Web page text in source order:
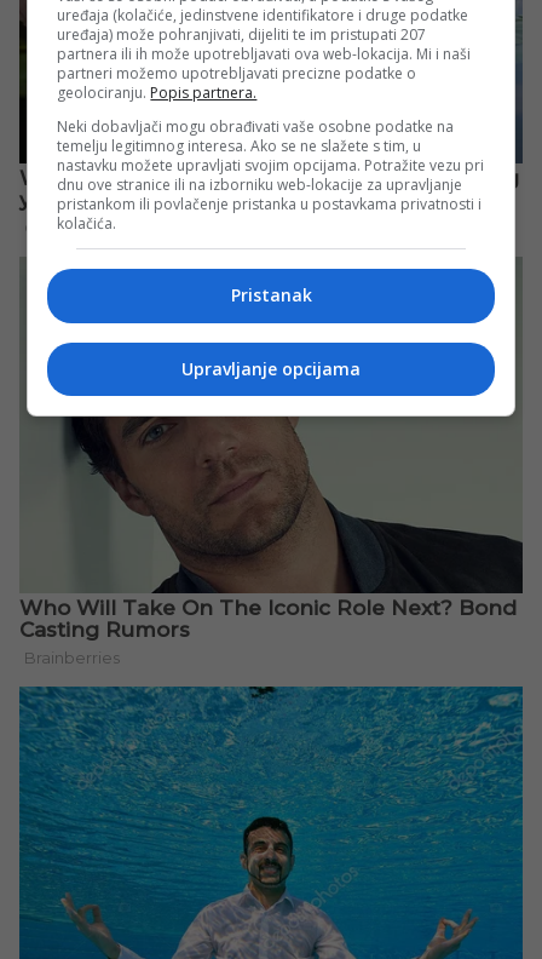
uređaja (kolačiće, jedinstvene identifikatore i druge podatke
uređaja) može pohranjivati, dijeliti te im pristupati 207
partnera ili ih može upotrebljavati ova web-lokacija. Mi i naši
partneri možemo upotrebljavati precizne podatke o
geolociranju. Popis partnera.
Neki dobavljači mogu obrađivati vaše osobne podatke na
temelju legitimnog interesa. Ako se ne slažete s tim, u
nastavku možete upravljati svojim opcijama. Potražite vezu pri
dnu ove stranice ili na izborniku web-lokacije za upravljanje
pristankom ili povlačenje pristanka u postavkama privatnosti i
kolačića.
Pristanak
Upravljanje opcijama